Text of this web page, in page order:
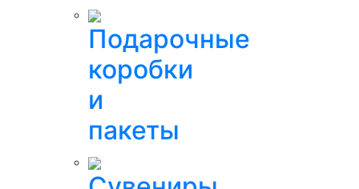
Подарочные
коробки
и
пакеты